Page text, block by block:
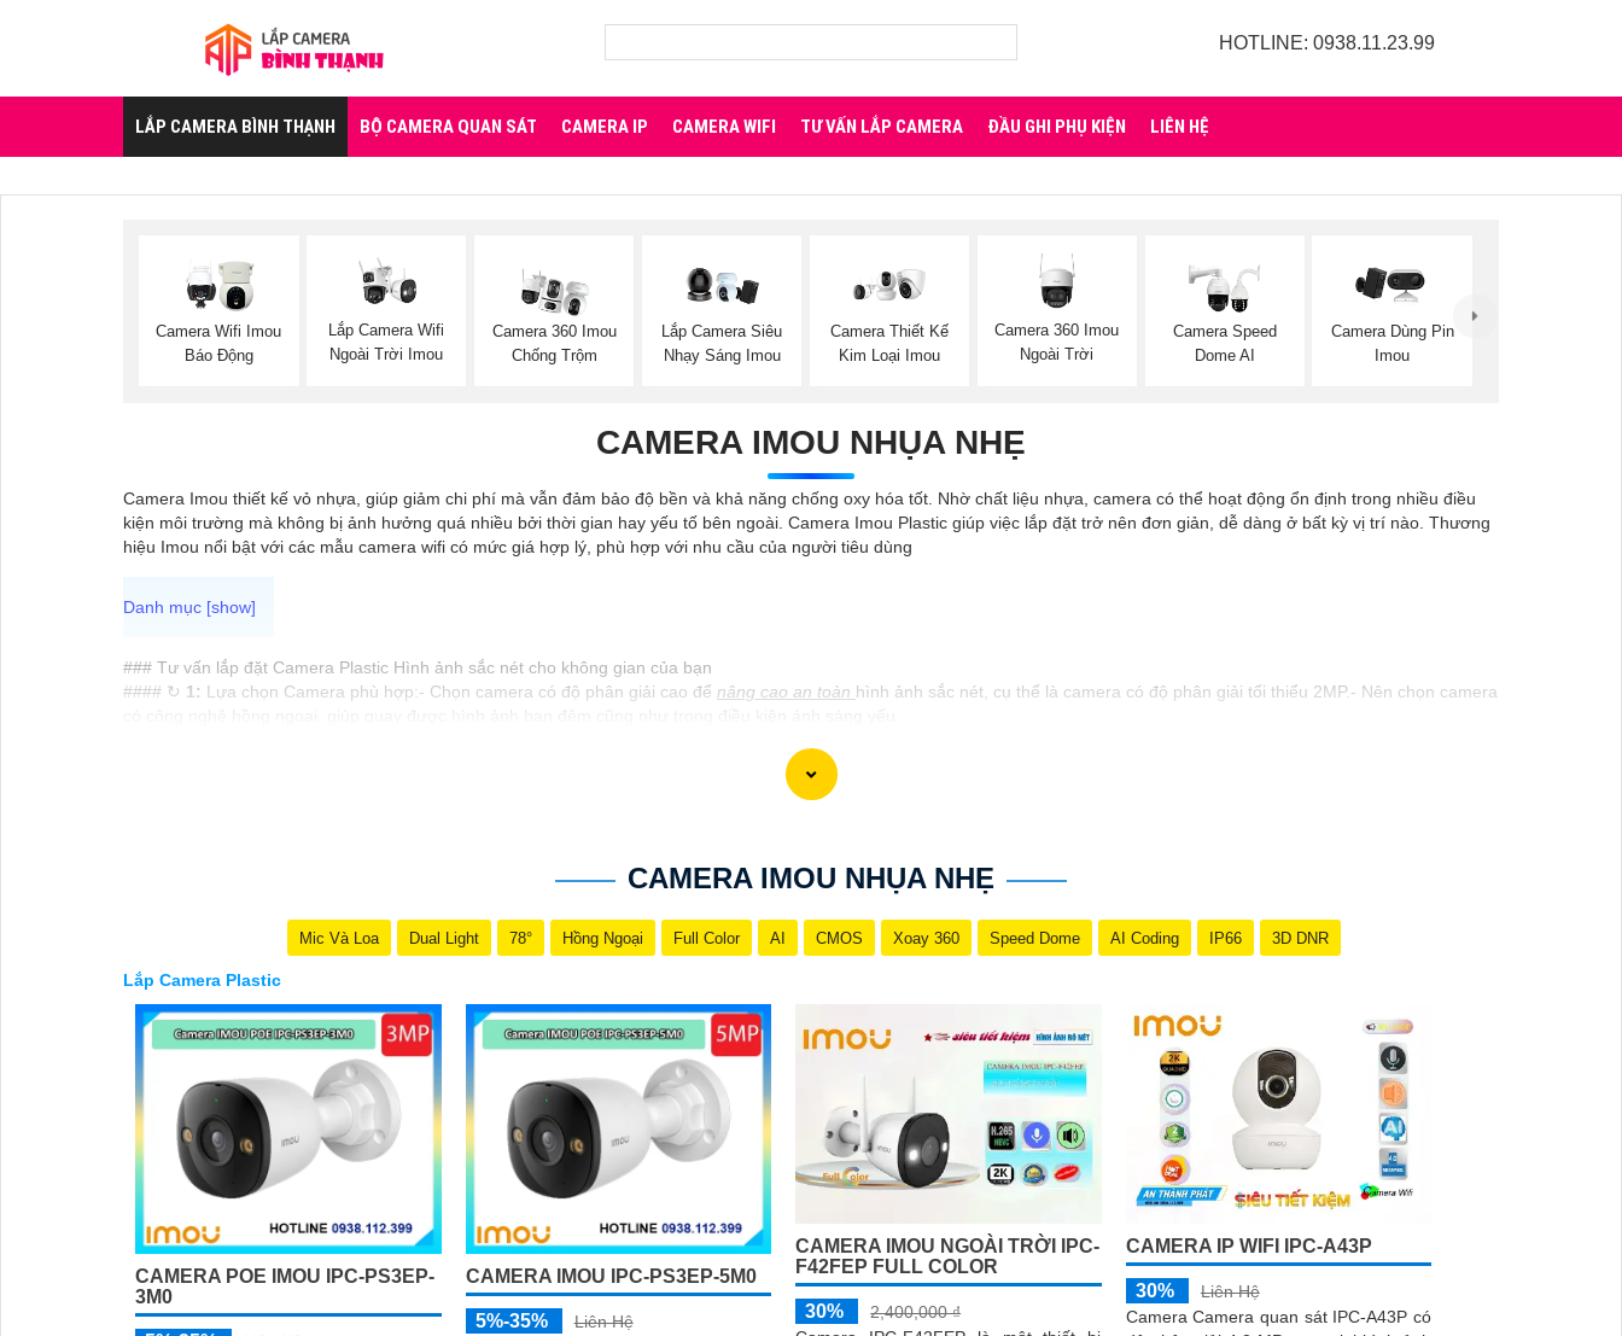
HOTLINE: 0938.11.23.99
LẮP CAMERA BÌNH THẠNH BỘ CAMERA QUAN SÁT CAMERA IP CAMERA WIFI TƯ VẤN LẮP CAMERA ĐẦU GHI PHỤ KIỆN LIÊN HỆ
Camera Wifi Imou
Báo Động
Lắp Camera Wifi
Ngoài Trời Imou
Camera 360 Imou
Chống Trộm
Lắp Camera Siêu
Nhạy Sáng Imou
Camera Thiết Kế
Kim Loại Imou
Camera 360 Imou
Ngoài Trời
Camera Speed
Dome AI
Camera Dùng Pin
Imou
CAMERA IMOU NHỤA NHẸ
Camera Imou thiết kế vỏ nhựa, giúp giảm chi phí mà vẫn đảm bảo độ bền và khả năng chống oxy hóa tốt. Nhờ chất liệu nhựa, camera có thể hoạt động ổn định trong nhiều điều
kiện môi trường mà không bị ảnh hưởng quá nhiều bởi thời gian hay yếu tố bên ngoài. Camera Imou Plastic giúp việc lắp đặt trở nên đơn giản, dễ dàng ở bất kỳ vị trí nào. Thương
hiệu Imou nổi bật với các mẫu camera wifi có mức giá hợp lý, phù hợp với nhu cầu của người tiêu dùng
### Tư vấn lắp đặt Camera Plastic Hình ảnh sắc nét cho không gian của bạn
#### ↻ 1: Lựa chọn Camera phù hợp:- Chọn camera có độ phân giải cao để nâng cao an toàn hình ảnh sắc nét, cụ thể là camera có độ phân giải tối thiểu 2MP.- Nên chọn camera
camera được lắp đặt ở độ cao phù hợp để giám sát rộng đến tất cả các góc quan trọng.
Kết nối và lưu trữ hình ảnh:- Lựa chọn hệ thống kết nối camera dễ dàng và ổn định như Wifi hoặc cáp mạng.- Sử dụng thiết bị lưu trữ đám mây hoặc thẻ nhớ để không
Lắp đặt camera Plastic Hình ảnh sắc nét sẽ giúp bạn nâng cao mức độ an ninh và giám sát cho không gian của mình một cách hiệu quả. Nếu có bất kỳ thắc mắc hay cần hỗ trợ
Hy vọng đây là thông tin phát huy được nhiều tính năng cho bạn. Nếu có thêm câu hỏi hoặc yêu cầu nào khác, xin vui lòng cho biết để được hỗ trợ thêm.
CAMERA IMOU NHỤA NHẸ
Mic Và Loa Dual Light 78° Hồng Ngoại Full Color AI CMOS Xoay 360 Speed Dome AI Coding IP66 3D DNR
Lắp Camera Plastic
CAMERA POE IMOU IPC-PS3EP-
3M0
CAMERA IMOU IPC-PS3EP-5M0
5%-35%
Liên Hệ
CAMERA IMOU NGOÀI TRỜI IPC-
F42FEP FULL COLOR
30%
2,400,000 ₫
CAMERA IP WIFI IPC-A43P
30%
Liên Hệ
Camera Camera quan sát IPC-A43P có